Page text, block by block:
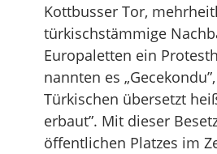
Kottbusser Tor,
türkischstämmige
Europaletten ein
nannten es
Türkischen übersetzt
erbaut”. Mit dieser
öffentlichen Platzes im